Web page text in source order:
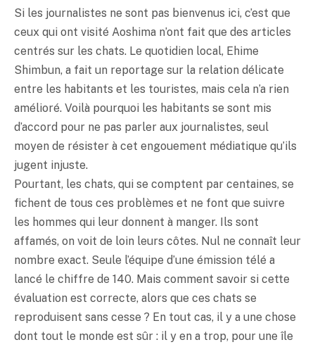
Si les journalistes ne sont pas bienvenus ici, c’est que
ceux qui ont visité Aoshima n’ont fait que des articles
centrés sur les chats. Le quotidien local, Ehime
Shimbun, a fait un reportage sur la relation délicate
entre les habitants et les touristes, mais cela n’a rien
amélioré. Voilà pourquoi les habitants se sont mis
d’accord pour ne pas parler aux journalistes, seul
moyen de résister à cet engouement médiatique qu’ils
jugent injuste.
Pourtant, les chats, qui se comptent par centaines, se
fichent de tous ces problèmes et ne font que suivre
les hommes qui leur donnent à manger. Ils sont
affamés, on voit de loin leurs côtes. Nul ne connaît leur
nombre exact. Seule l’équipe d’une émission télé a
lancé le chiffre de 140. Mais comment savoir si cette
évaluation est correcte, alors que ces chats se
reproduisent sans cesse ? En tout cas, il y a une chose
dont tout le monde est sûr : il y en a trop, pour une île